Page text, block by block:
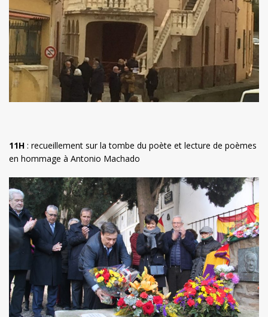
11H : recueillement sur la tombe du poète et lecture de poèmes
en hommage à Antonio Machado